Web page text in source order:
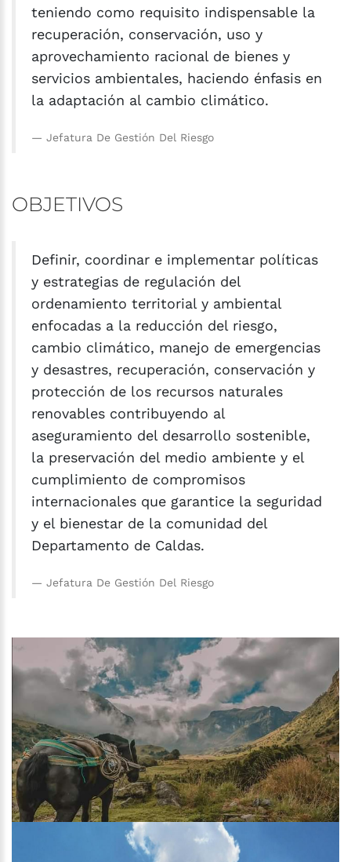
teniendo como requisito indispensable la
recuperación, conservación, uso y
aprovechamiento racional de bienes y
servicios ambientales, haciendo énfasis en
la adaptación al cambio climático.
Jefatura De Gestión Del Riesgo
OBJETIVOS
Definir, coordinar e implementar políticas
y estrategias de regulación del
ordenamiento territorial y ambiental
enfocadas a la reducción del riesgo,
cambio climático, manejo de emergencias
y desastres, recuperación, conservación y
protección de los recursos naturales
renovables contribuyendo al
aseguramiento del desarrollo sostenible,
la preservación del medio ambiente y el
cumplimiento de compromisos
internacionales que garantice la seguridad
y el bienestar de la comunidad del
Departamento de Caldas.
Jefatura De Gestión Del Riesgo